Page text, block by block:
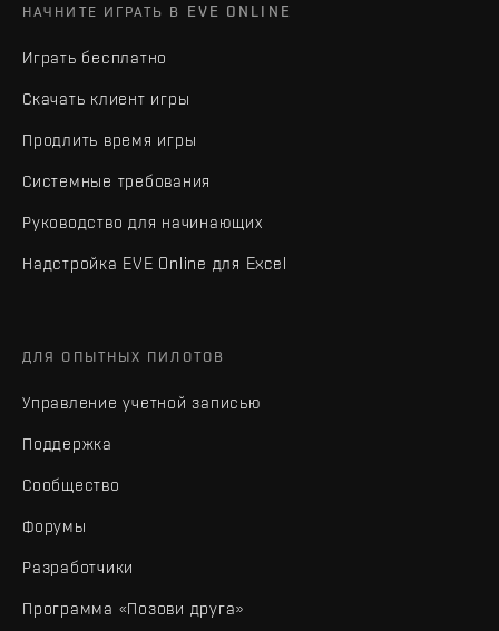
НАЧНИТЕ ИГРАТЬ В EVE ONLINE
Играть бесплатно
Скачать клиент игры
Продлить время игры
Системные требования
Руководство для начинающих
Надстройка EVE Online для Excel
ДЛЯ ОПЫТНЫХ ПИЛОТОВ
Управление учетной записью
Поддержка
Сообщество
Форумы
Разработчики
Программа «Позови друга»